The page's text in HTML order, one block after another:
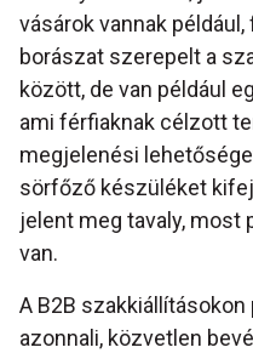
vásárok vannak
borászat szerepelt a
között, de van például
ami férfiaknak célzott
megjelenési
sörfőző készüléket
jelent meg tavaly, most
van.
A B2B
azonnali, közvetlen